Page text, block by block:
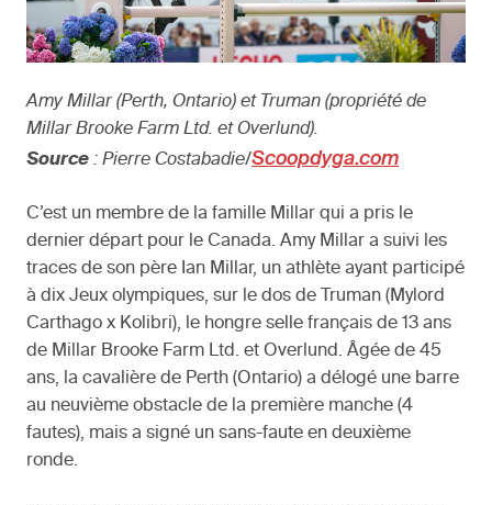
Amy Millar (Perth, Ontario) et Truman (propriété de
Millar Brooke Farm Ltd. et Overlund).
Source : Pierre Costabadie/Scoopdyga.com
C’est un membre de la famille Millar qui a pris le
dernier départ pour le Canada. Amy Millar a suivi les
traces de son père Ian Millar, un athlète ayant participé
à dix Jeux olympiques, sur le dos de Truman (Mylord
Carthago x Kolibri), le hongre selle français de 13 ans
de Millar Brooke Farm Ltd. et Overlund. Âgée de 45
ans, la cavalière de Perth (Ontario) a délogé une barre
au neuvième obstacle de la première manche (4
fautes), mais a signé un sans-faute en deuxième
ronde.